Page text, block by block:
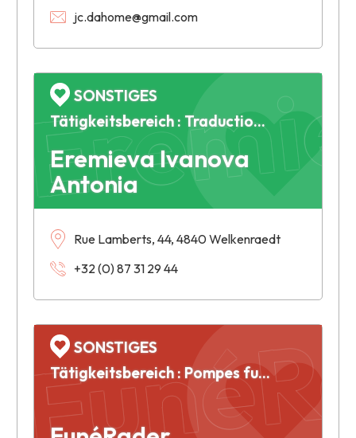
jc.dahome@gmail.com
Eremieva Ivanova
Antonia
SONSTIGES
Tätigkeitsbereich : Traduction et interprétation
Rue Lamberts, 44, 4840 Welkenraedt
+32 (0) 87 31 29 44
SONSTIGES
Tätigkeitsbereich : Pompes funèbres